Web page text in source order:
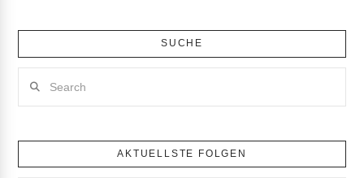
SUCHE
AKTUELLSTE FOLGEN